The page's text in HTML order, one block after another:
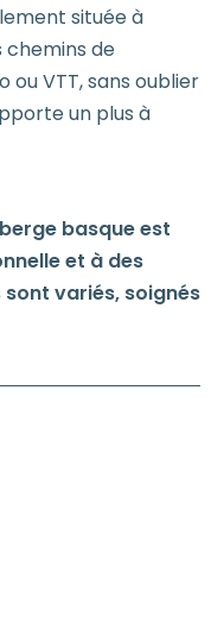
située à
chemins de
ou VTT, sans oublier
un plus à
basque est
et à des
sont variés, soignés